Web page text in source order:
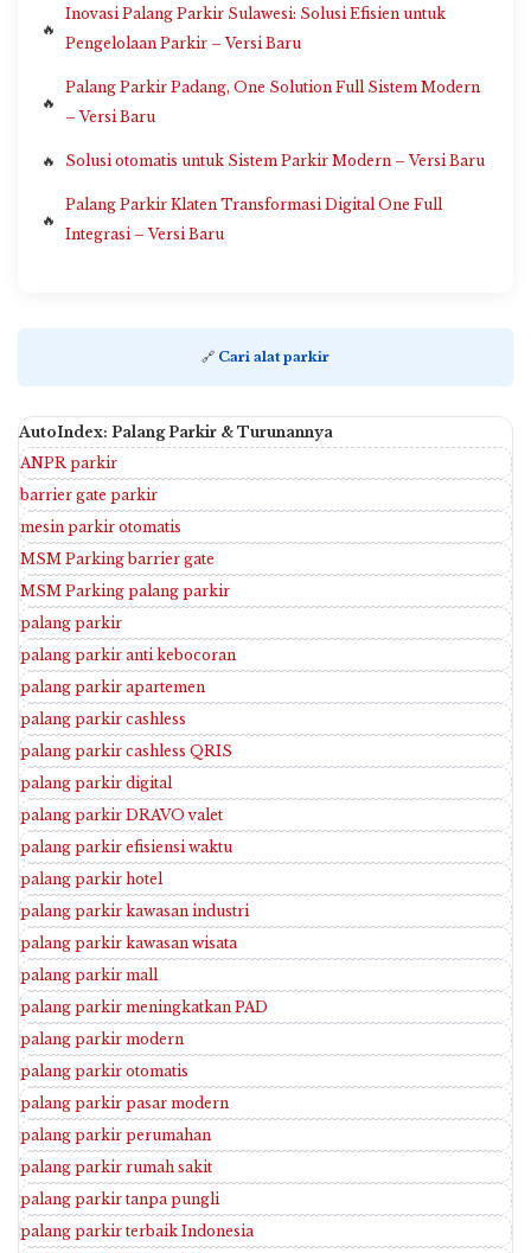
Inovasi Palang Parkir Sulawesi: Solusi Efisien untuk
Pengelolaan Parkir – Versi Baru
Palang Parkir Padang, One Solution Full Sistem Modern
– Versi Baru
Solusi otomatis untuk Sistem Parkir Modern – Versi Baru
Palang Parkir Klaten Transformasi Digital One Full
Integrasi – Versi Baru
🔗 Cari alat parkir
AutoIndex: Palang Parkir & Turunannya
ANPR parkir
barrier gate parkir
mesin parkir otomatis
MSM Parking barrier gate
MSM Parking palang parkir
palang parkir
palang parkir anti kebocoran
palang parkir apartemen
palang parkir cashless
palang parkir cashless QRIS
palang parkir digital
palang parkir DRAVO valet
palang parkir efisiensi waktu
palang parkir hotel
palang parkir kawasan industri
palang parkir kawasan wisata
palang parkir mall
palang parkir meningkatkan PAD
palang parkir modern
palang parkir otomatis
palang parkir pasar modern
palang parkir perumahan
palang parkir rumah sakit
palang parkir tanpa pungli
palang parkir terbaik Indonesia